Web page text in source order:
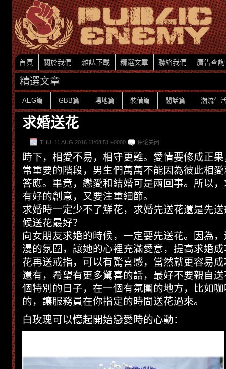
首頁 關於我們 雜誌下載 精選文章 聯絡我們 廣告查詢
精選文章
AEG篇 GBB篇 場地篇 裝備篇 閒話篇 潮流生
求婚送花
THU, 11 AUG 2016 11:08:51 +0000 评论关闭
時下，相愛不易，相守更難。愛情要修成正
常重要的階段，男生們萬萬不能因為彼此相
答應。畢竟，戀愛和結婚可是兩回事。所以
有好的創意，又要注重細節。
求婚時一定少不了鮮花，求婚先送花還是先
候送花最好？
向女朋友求婚的時候，一定要先送花。因為
漫的氛圍，讓她的心裡充滿愛意，提高求婚
花再送戒指，可以有驚喜感，當然就更容易
還有，希望有更多驚喜的話，最好不要親自
個特別的日子，在一個有氛圍的地方，比如
的，讓服務員在你指定的時間送花過來。
白玫瑰可以憶起開始戀愛時的心動：